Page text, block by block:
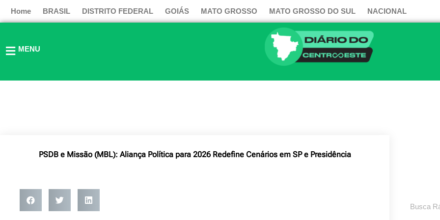
para
conteúdo
Home BRASIL DISTRITO FEDERAL GOIÁS MATO GROSSO MATO GROSSO DO SUL NACIONAL
MENU
PSDB e Missão (MBL): Aliança Política para 2026 Redefine Cenários em SP e Presidência